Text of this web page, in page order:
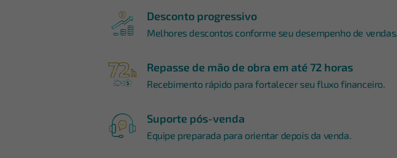
Desconto progressivo
Melhores descontos conforme seu desempenho de vendas.
Repasse de mão de obra em até 72 horas
Recebimento rápido para fortalecer seu fluxo financeiro.
Suporte pós-venda
Equipe preparada para orientar depois da venda.